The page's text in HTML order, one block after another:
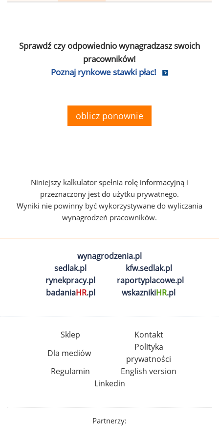
Sprawdź czy odpowiednio wynagradzasz swoich
pracowników!
Poznaj rynkowe stawki płac!
oblicz ponownie
Niniejszy kalkulator spełnia rolę informacyjną i
przeznaczony jest do użytku prywatnego.
Wyniki nie powinny być wykorzystywane do wyliczania
wynagrodzeń pracowników.
wynagrodzenia.pl
sedlak.pl
kfw.sedlak.pl
rynekpracy.pl
raportyplacowe.pl
badaniaHR.pl wskaznikiHR.pl
Sklep
Kontakt
Dla mediów
Polityka
prywatności
Regulamin
English version
Linkedin
Partnerzy: